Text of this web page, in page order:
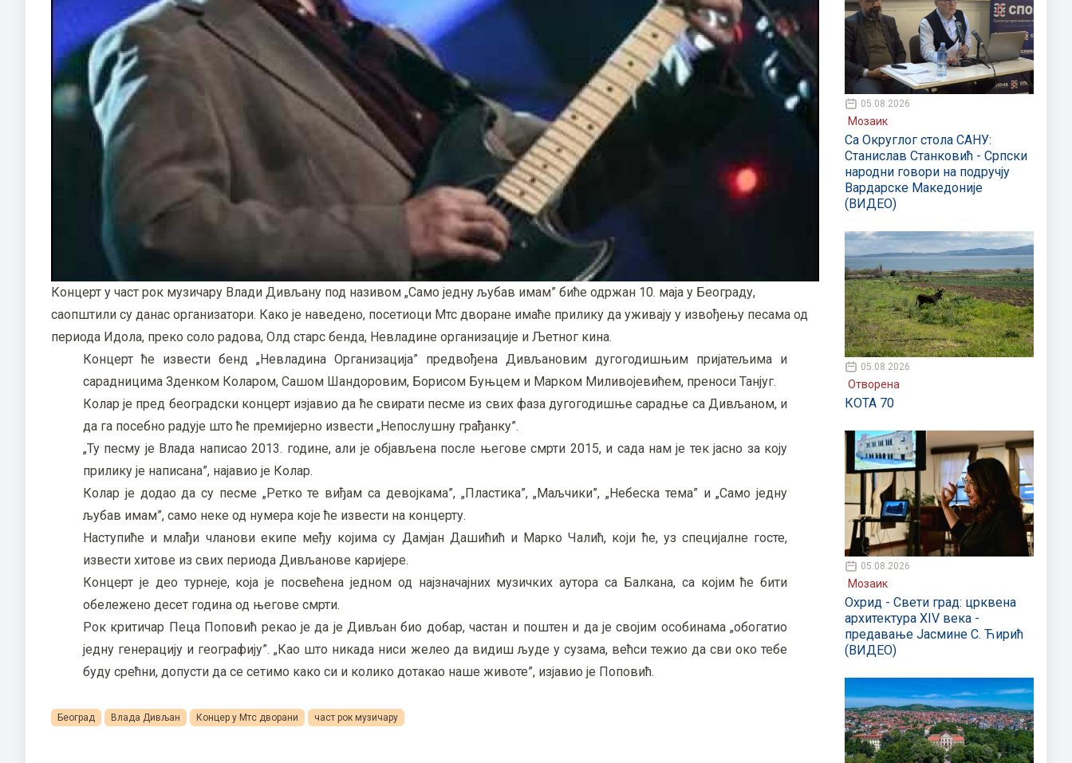
Концерт у част рок музичару Влади Дивљану под називом „Само једну љубав имам” биће одржан 10. маја у Београду,
саопштили су данас организатори. Како је наведено, посетиоци Мтс дворане имаће прилику да уживају у извођењу песама од
периода Идола, преко соло радова, Олд старс бенда, Невладине организације и Љетног кина.
Концерт ће извести бенд „Невладина Организација” предвођена Дивљановим дугогодишњим пријатељима и
сарадницима Зденком Коларом, Сашом Шандоровим, Борисом Буњцем и Марком Миливојевићем, преноси Танјуг.
Колар је пред београдски концерт изјавио да ће свирати песме из свих фаза дугогодишње сарадње са Дивљаном, и
да га посебно радује што ће премијерно извести „Непослушну грађанку”.
„Ту песму је Влада написао 2013. године, али је објављена после његове смрти 2015, и сада нам је тек јасно за коју
прилику је написана”, најавио је Колар.
Колар је додао да су песме „Ретко те виђам са девојкама”, „Пластика”, „Маљчики”, „Небеска тема” и „Само једну
љубав имам”, само неке од нумера које ће извести на концерту.
Наступиће и млађи чланови екипе међу којима су Дамјан Дашићић и Марко Чалић, који ће, уз специјалне госте,
извести хитове из свих периода Дивљанове каријере.
Концерт је део турнеје, која је посвећена једном од најзначајних музичких аутора са Балкана, са којим ће бити
обележено десет година од његове смрти.
Рок критичар Пеца Поповић рекао је да је Дивљан био добар, частан и поштен и да је својим особинама „обогатио
једну генерацију и географију”. „Као што никада ниси желео да видиш људе у сузама, већси тежио да сви око тебе
буду срећни, допусти да се сетимо како си и колико дотакао наше животе”, изјавио је Поповић.
Београд Влада Дивљан Концер у Мтс дворани част рок музичару
05.08.2026
Мозаик
Са Округлог стола САНУ:
Станислав Станковић - Српски
народни говори на подручју
Вардарске Македоније
(ВИДЕО)
05.08.2026
Отворена
КОТА 70
05.08.2026
Мозаик
Охрид - Свети град: црквена
архитектура XIV века -
предавање Јасмине С. Ћирић
(ВИДЕО)